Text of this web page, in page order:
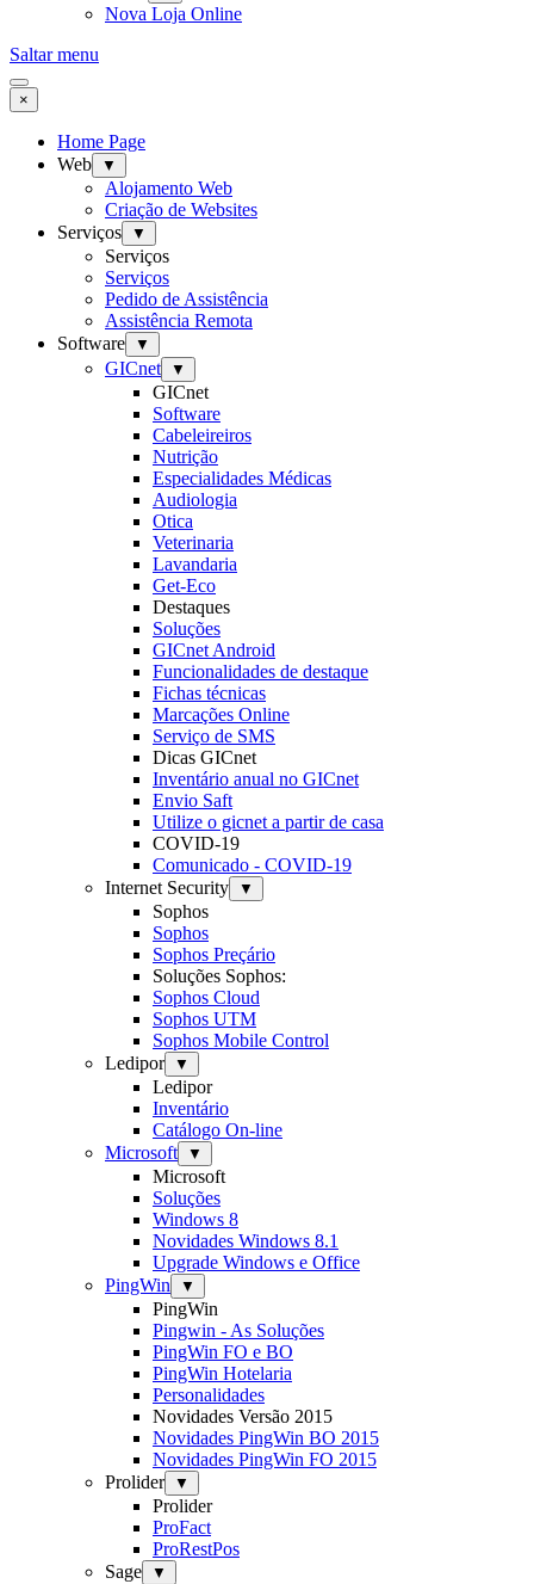
Nova Loja Online
Saltar menu
×
Home Page
Web
▼
Alojamento Web
Criação de Websites
Serviços
▼
Serviços
Serviços
Pedido de Assistência
Assistência Remota
Software
▼
GICnet ▼
GICnet
Software
Cabeleireiros
Nutrição
Especialidades Médicas
Audiologia
Otica
Veterinaria
Lavandaria
Get-Eco
Destaques
Soluções
GICnet Android
Funcionalidades de destaque
Fichas técnicas
Marcações Online
Serviço de SMS
Dicas GICnet
Inventário anual no GICnet
Envio Saft
Utilize o gicnet a partir de casa
COVID-19
Comunicado - COVID-19
Internet Security
▼
Sophos
Sophos
Sophos Preçário
Soluções Sophos:
Sophos Cloud
Sophos UTM
Sophos Mobile Control
Ledipor
▼
Ledipor
Inventário
Catálogo On-line
Microsoft
▼
Microsoft
Soluções
Windows 8
Novidades Windows 8.1
Upgrade Windows e Office
PingWin
▼
PingWin
Pingwin - As Soluções
PingWin FO e BO
PingWin Hotelaria
Personalidades
Novidades Versão 2015
Novidades PingWin BO 2015
Novidades PingWin FO 2015
Prolider
▼
Prolider
ProFact
ProRestPos
Sage
▼